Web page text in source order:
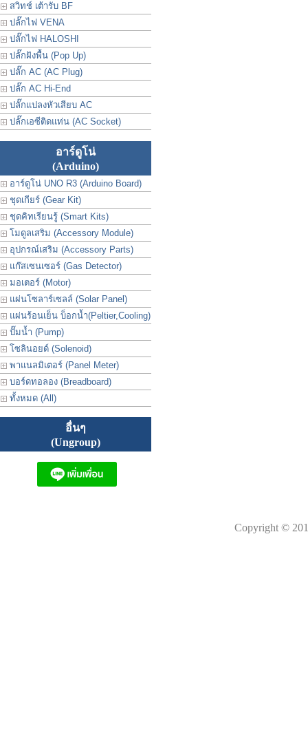
สวิทช์ เต้ารับ BF
ปลั๊กไฟ VENA
ปลั๊กไฟ HALOSHI
ปลั๊กฝังพื้น (Pop Up)
ปลั๊ก AC (AC Plug)
ปลั๊ก AC Hi-End
ปลั๊กแปลงหัวเสียบ AC
ปลั๊กเอซีติดแท่น (AC Socket)
อาร์ดูโน่
(Arduino)
อาร์ดูโน่ UNO R3 (Arduino Board)
ชุดเกียร์ (Gear Kit)
ชุดคิทเรียนรู้ (Smart Kits)
โมดูลเสริม (Accessory Module)
อุปกรณ์เสริม (Accessory Parts)
แก๊สเซนเซอร์ (Gas Detector)
มอเตอร์ (Motor)
แผ่นโซลาร์เซลล์ (Solar Panel)
แผ่นร้อนเย็น บ็อกน้ำ(Peltier,Cooling)
ปั๊มน้ำ (Pump)
โซลินอยด์ (Solenoid)
พาแนลมิเตอร์ (Panel Meter)
บอร์ดทอลอง (Breadboard)
ทั้งหมด (All)
อื่นๆ
(Ungroup)
Copyright ©